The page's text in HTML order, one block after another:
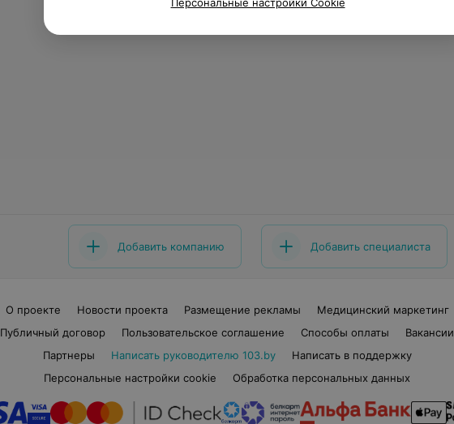
Добавить компанию Добавить специалиста
О проекте Новости проекта Размещение рекламы
Медицинский маркетинг
Публичный договор
Пользовательское соглашение Способы оплаты
Вакансии
Партнеры
Написать руководителю 103.by
Написать в поддержку
Персональные настройки cookie
Обработка персональных данных